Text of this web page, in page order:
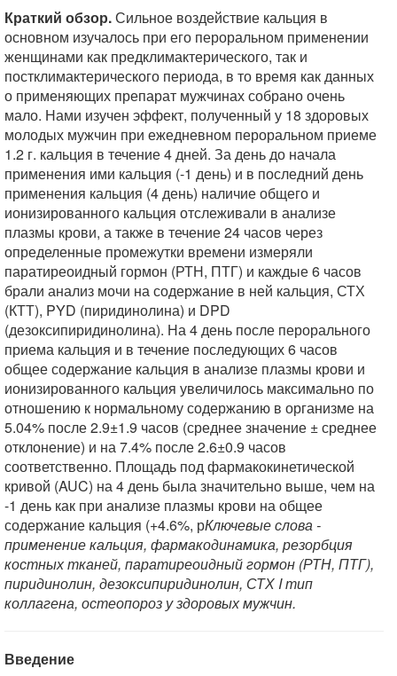
Краткий обзор.Сильное воздействие кальция в
основном изучалось при его пероральном применении
женщинами как предклимактерического, так и
постклимактерического периода, в то время как данных
о применяющих препарат мужчинах собрано очень
мало. Нами изучен эффект, полученный у 18 здоровых
молодых мужчин при ежедневном пероральном приеме
1.2 г. кальция в течение 4 дней. За день до начала
применения ими кальция (-1 день) и в последний день
применения кальция (4 день) наличие общего и
ионизированного кальция отслеживали в анализе
плазмы крови, а также в течение 24 часов через
определенные промежутки времени измеряли
паратиреоидный гормон (РТН, ПТГ) и каждые 6 часов
брали анализ мочи на содержание в ней кальция, СТХ
(КТТ), PYD (пиридинолина) и DPD
(дезоксипиридинолина). На 4 день после перорального
приема кальция и в течение последующих 6 часов
общее содержание кальция в анализе плазмы крови и
ионизированного кальция увеличилось максимально по
отношению к нормальному содержанию в организме на
5.04% после 2.9±1.9 часов (среднее значение ± среднее
отклонение) и на 7.4% после 2.6±0.9 часов
соответственно. Площадь под фармакокинетической
кривой (AUC) на 4 день была значительно выше, чем на
-1 день как при анализе плазмы крови на общее
содержание кальция (+4.6%, рКлючевые слова -
применение кальция, фармакодинамика, резорбция
костных тканей, паратиреоидный гормон (РТН, ПТГ),
пиридинолин, дезоксипиридинолин, СТХ I тип
коллагена, остеопороз у здоровых мужчин.
Введение